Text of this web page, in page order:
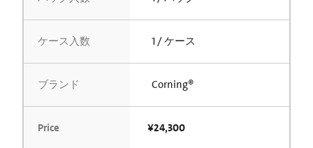
ケース入数 1 / ケース
ブランド Corning®
Price ¥24,300